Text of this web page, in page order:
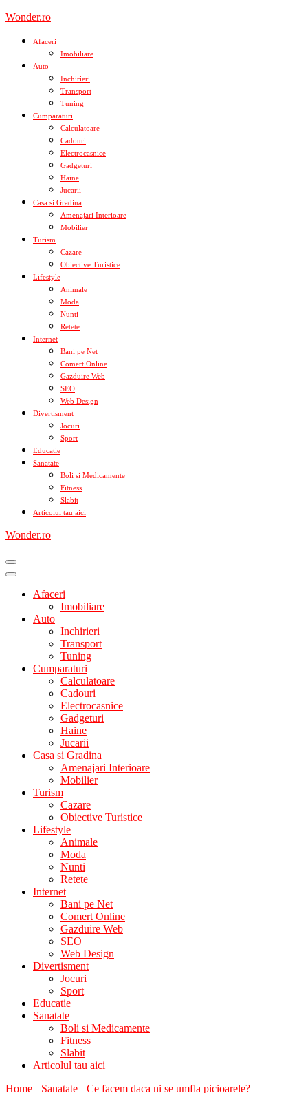
Skip
content
Wonder.ro
Afaceri
Imobiliare
Auto
Inchirieri
Transport
Tuning
Cumparaturi
Calculatoare
Cadouri
Electrocasnice
Gadgeturi
Haine
Jucarii
Casa si Gradina
Amenajari Interioare
Mobilier
Turism
Cazare
Obiective Turistice
Lifestyle
Animale
Moda
Nunti
Retete
Internet
Bani pe Net
Comert Online
Gazduire Web
SEO
Web Design
Divertisment
Jocuri
Sport
Educatie
Sanatate
Boli si Medicamente
Fitness
Slabit
Articolul tau aici
Wonder.ro
Afaceri
Imobiliare
Auto
Inchirieri
Transport
Tuning
Cumparaturi
Calculatoare
Cadouri
Electrocasnice
Gadgeturi
Haine
Jucarii
Casa si Gradina
Amenajari Interioare
Mobilier
Turism
Cazare
Obiective Turistice
Lifestyle
Animale
Moda
Nunti
Retete
Internet
Bani pe Net
Comert Online
Gazduire Web
SEO
Web Design
Divertisment
Jocuri
Sport
Educatie
Sanatate
Boli si Medicamente
Fitness
Slabit
Articolul tau aici
Home
Sanatate
Ce facem daca ni se umfla picioarele?